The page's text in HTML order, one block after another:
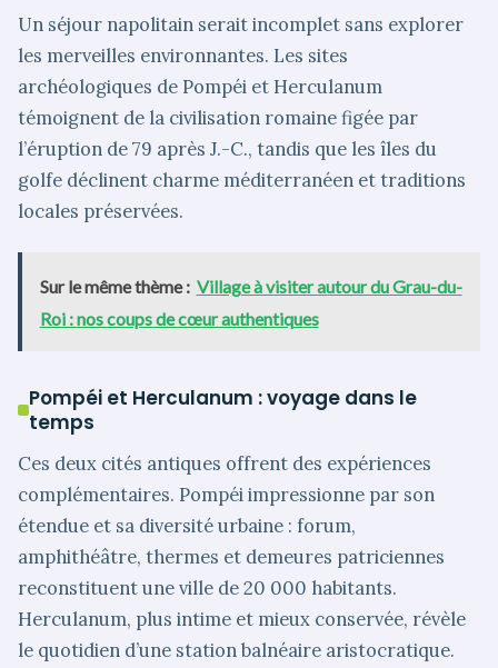
Un séjour napolitain serait incomplet sans explorer
les merveilles environnantes. Les sites
archéologiques de Pompéi et Herculanum
témoignent de la civilisation romaine figée par
l’éruption de 79 après J.-C., tandis que les îles du
golfe déclinent charme méditerranéen et traditions
locales préservées.
Sur le même thème : Village à visiter autour du Grau-du-
Roi : nos coups de cœur authentiques
Pompéi et Herculanum : voyage dans le
temps
Ces deux cités antiques offrent des expériences
complémentaires. Pompéi impressionne par son
étendue et sa diversité urbaine : forum,
amphithéâtre, thermes et demeures patriciennes
reconstituent une ville de 20 000 habitants.
Herculanum, plus intime et mieux conservée, révèle
le quotidien d’une station balnéaire aristocratique.